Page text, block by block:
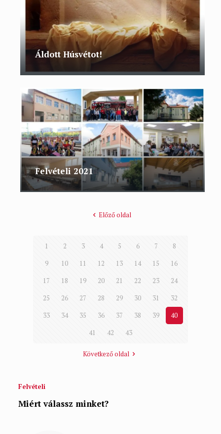
Áldott Húsvétot!
Felvételi 2021
Előző oldal
1 2 3 4 5 6 7
8
9
10 11 12 13 14 15
16
17
18 19 20 21 22 23
24
25
26 27 28 29 30 31
32
33
34 35 36 37 38 39
40
41
42 43
Következő oldal
Felvételi
Miért válassz minket?